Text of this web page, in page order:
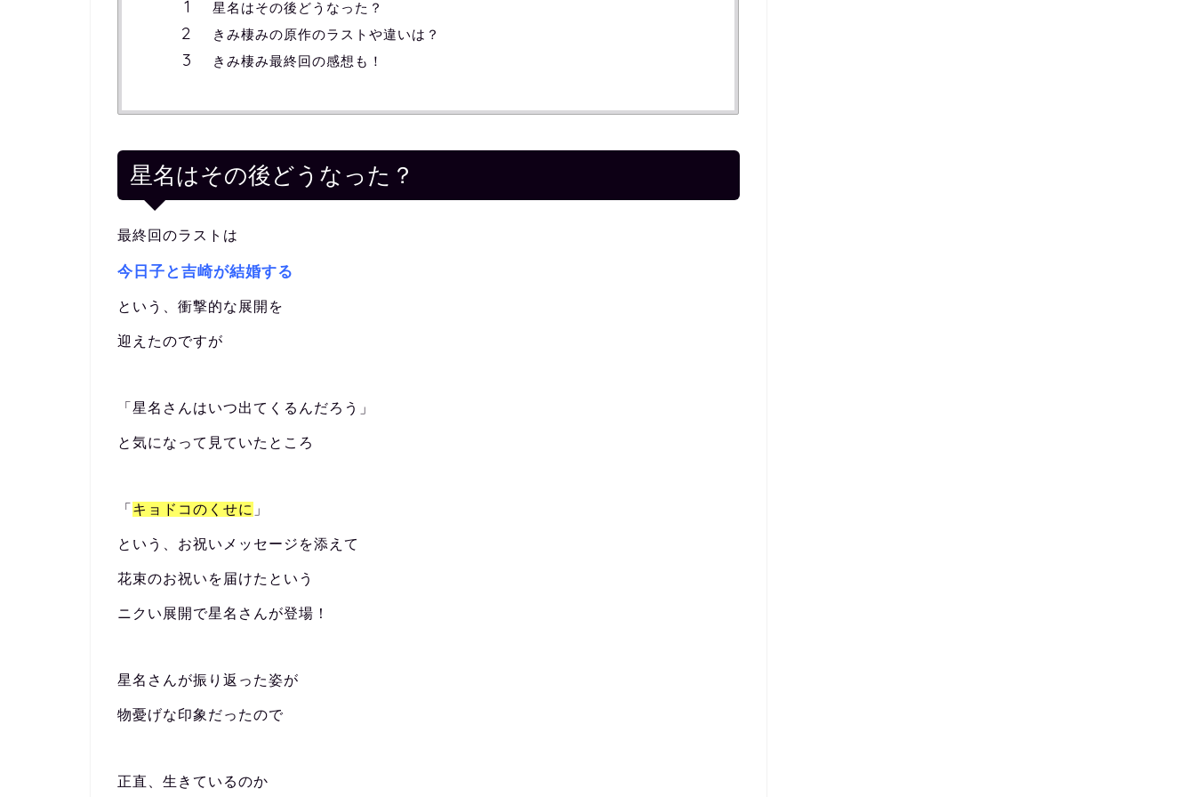
星名はその後どうなった？
きみ棲みの原作のラストや違いは？
きみ棲み最終回の感想も！
星名はその後どうなった？
最終回のラストは
今日子と吉崎が結婚する
という、衝撃的な展開を
迎えたのですが
「星名さんはいつ出てくるんだろう」
と気になって見ていたところ
「 キョドコのくせに 」
という、お祝いメッセージを添えて
花束のお祝いを届けたという
ニクい展開で星名さんが登場！
星名さんが振り返った姿が
物憂げな印象だったので
正直、生きているのか